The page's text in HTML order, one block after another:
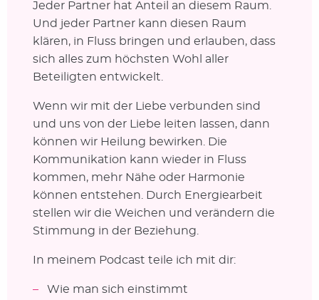
Jeder Partner hat Anteil an diesem Raum.
Und jeder Partner kann diesen Raum
klären, in Fluss bringen und erlauben, dass
sich alles zum höchsten Wohl aller
Beteiligten entwickelt.
Wenn wir mit der Liebe verbunden sind
und uns von der Liebe leiten lassen, dann
können wir Heilung bewirken. Die
Kommunikation kann wieder in Fluss
kommen, mehr Nähe oder Harmonie
können entstehen. Durch Energiearbeit
stellen wir die Weichen und verändern die
Stimmung in der Beziehung.
In meinem Podcast teile ich mit dir:
Wie man sich einstimmt